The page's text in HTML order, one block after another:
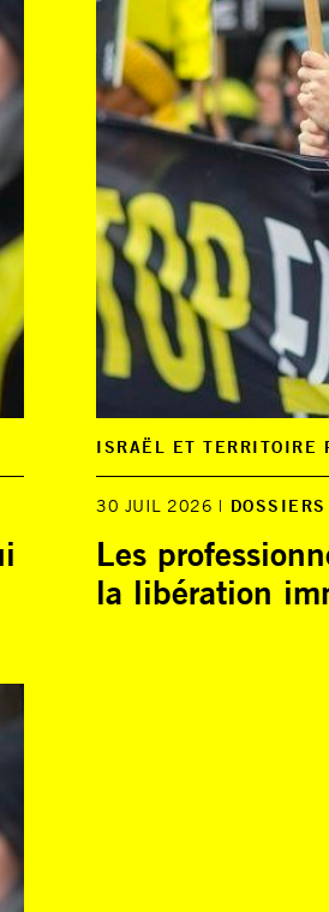
ISRAËL ET TERRITOIRE
30 JUIL 2026
Les
la libération